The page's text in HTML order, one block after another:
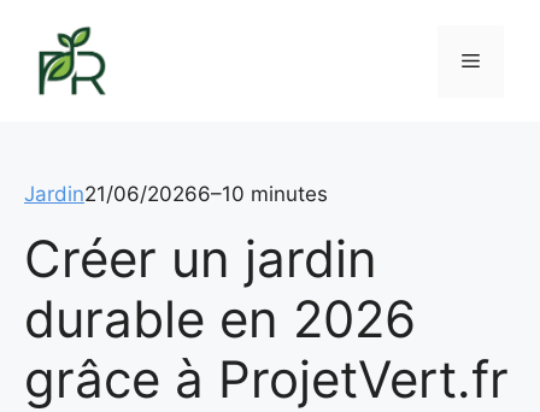
contenu
Menu
Jardin21/06/20266–10 minutes
Créer un jardin
durable en 2026
grâce à ProjetVert.fr